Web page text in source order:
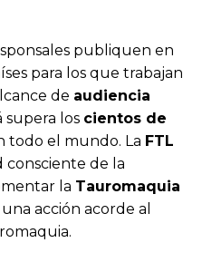
publiquen en
para los que trabajan
de audiencia
supera los cientos de
todo el mundo. La FTL
consciente de la
la Tauromaquia
acción acorde al